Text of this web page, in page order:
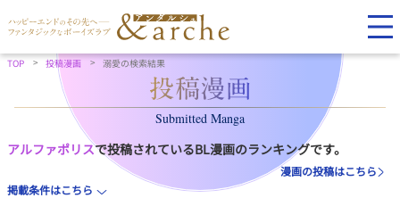
TOP 投稿漫画 溺愛の検索結果
Submitted Manga
アルファポリスで投稿されているBL漫画のランキングです。
漫画の投稿はこちら
掲載条件はこちら